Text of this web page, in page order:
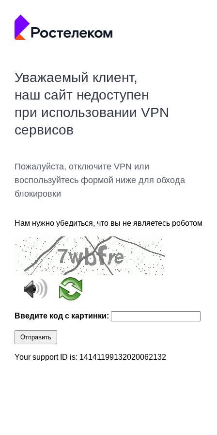
Уважаемый клиент,
наш сайт недоступен
при использовании VPN
сервисов
Пожалуйста, отключите VPN или
воспользуйтесь формой ниже для обхода
блокировки
Нам нужно убедиться, что вы не являетесь роботом
Введите код с картинки:
Отправить
Your support ID is: 14141199132020062132